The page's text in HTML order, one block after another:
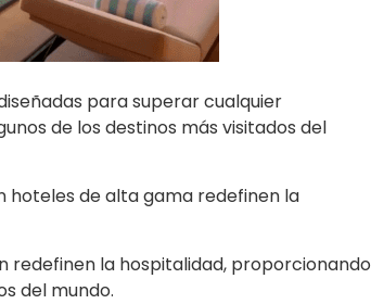
para superar cualquier
de los destinos más visitados del
hoteles de alta gama redefinen la
redefinen la hospitalidad, proporcionando
del mundo.